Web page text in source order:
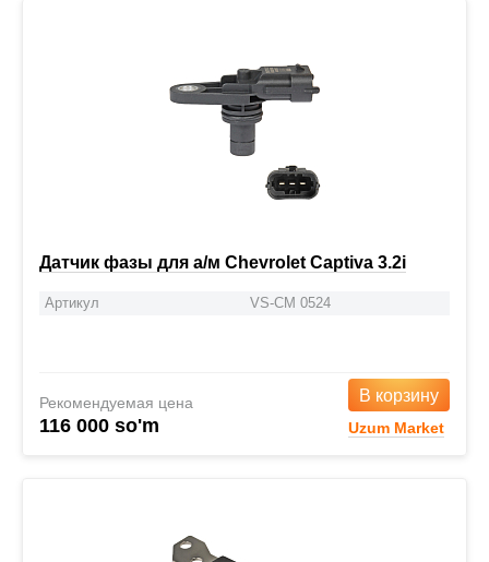
Датчик фазы для а/м Chevrolet Captiva 3.2i
Артикул VS-CM 0524
Рекомендуемая цена
116 000 so'm
В корзину
Uzum Market